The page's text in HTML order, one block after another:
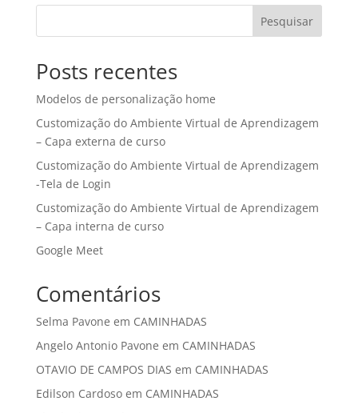
Pesquisar
Posts recentes
Modelos de personalização home
Customização do Ambiente Virtual de Aprendizagem
– Capa externa de curso
Customização do Ambiente Virtual de Aprendizagem
-Tela de Login
Customização do Ambiente Virtual de Aprendizagem
– Capa interna de curso
Google Meet
Comentários
Selma Pavone em CAMINHADAS
Angelo Antonio Pavone em CAMINHADAS
OTAVIO DE CAMPOS DIAS em CAMINHADAS
Edilson Cardosoem CAMINHADAS